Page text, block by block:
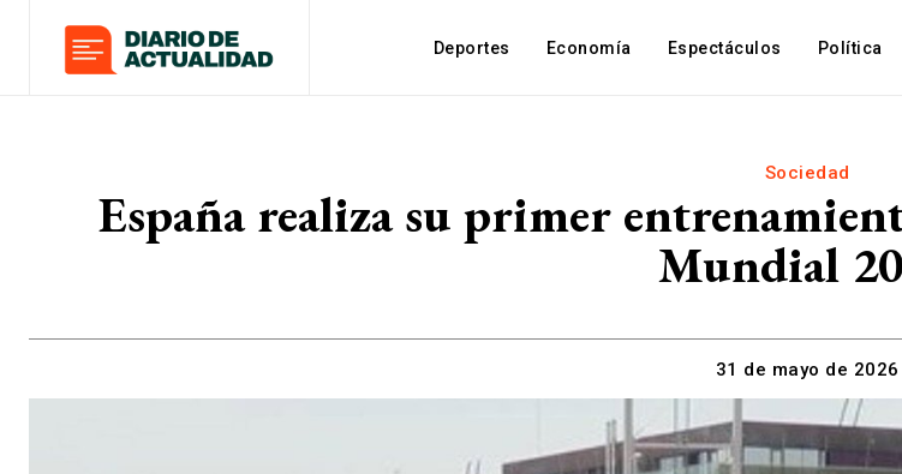
Deportes Economía Espectáculos Política
Sociedad
España realiza su primer
Mundial
31 de mayo de 2026